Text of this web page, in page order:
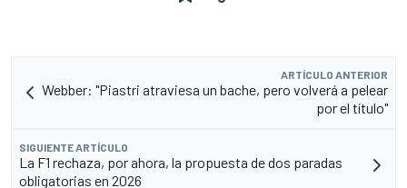
ARTÍCULO ANTERIOR
Webber: "Piastri atraviesa un bache, pero volverá a pelear
por el título"
SIGUIENTE ARTÍCULO
La F1 rechaza, por ahora, la propuesta de dos paradas
obligatorias en 2026